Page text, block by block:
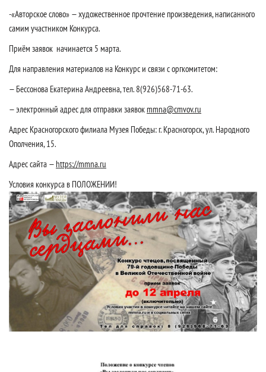
-«Авторское слово» — художественное прочтение произведения, написанного
самим участником Конкурса.
Приём заявок начинается 5 марта.
Для направления материалов на Конкурс и связи с оргкомитетом:
— Бессонова Екатерина Андреевна, тел. 8(926)568-71-63.
— электронный адрес для отправки заявокmmna@cmvov.ru
Адрес Красногорского филиала Музея Победы: г. Красногорск, ул. Народного
Ополчения, 15.
Адрес сайта —https://mmna.ru
Условия конкурса в ПОЛОЖЕНИИ!